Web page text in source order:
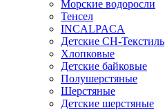
Морские водоросли
Тенсел
INCALPACA
Детские СН-Текстиль
Хлопковые
Детские байковые
Полушерстяные
Шерстяные
Детские шерстяные